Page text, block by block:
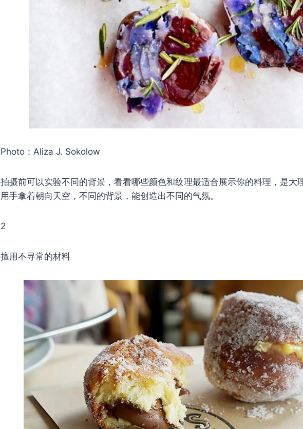
Photo：Aliza J. Sokolow
拍摄前可以实验不同的背景，看看哪些颜色和纹理最适合展示你的料理，是大
用手拿着朝向天空，不同的背景，能创造出不同的气氛。
2
擅用不寻常的材料